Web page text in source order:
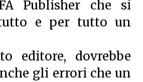
Publisher che si
e per tutto un
editore, dovrebbe
gli errori che un